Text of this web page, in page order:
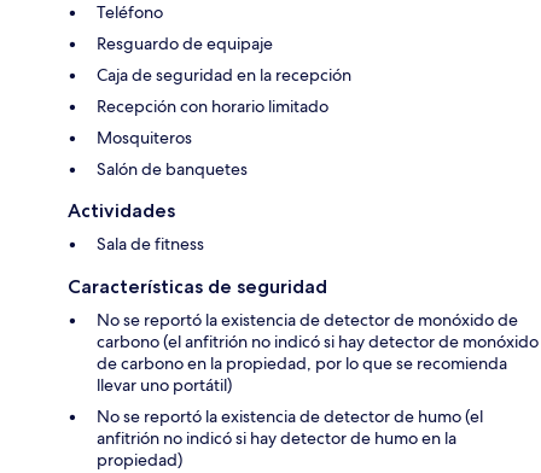
Teléfono
Resguardo de equipaje
Caja de seguridad en la recepción
Recepción con horario limitado
Mosquiteros
Salón de banquetes
Actividades
Sala de fitness
Características de seguridad
No se reportó la existencia de detector de monóxido de
carbono (el anfitrión no indicó si hay detector de monóxido
de carbono en la propiedad, por lo que se recomienda
llevar uno portátil)
No se reportó la existencia de detector de humo (el
anfitrión no indicó si hay detector de humo en la
propiedad)